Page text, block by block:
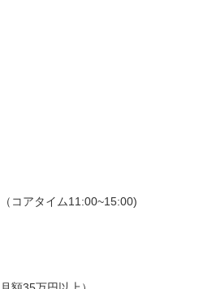
コアタイム11:00~15:00)